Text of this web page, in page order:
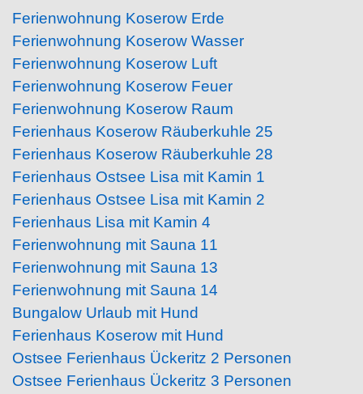
Ferienwohnung Koserow Erde
Ferienwohnung Koserow Wasser
Ferienwohnung Koserow Luft
Ferienwohnung Koserow Feuer
Ferienwohnung Koserow Raum
Ferienhaus Koserow Räuberkuhle 25
Ferienhaus Koserow Räuberkuhle 28
Ferienhaus Ostsee Lisa mit Kamin 1
Ferienhaus Ostsee Lisa mit Kamin 2
Ferienhaus Lisa mit Kamin 4
Ferienwohnung mit Sauna 11
Ferienwohnung mit Sauna 13
Ferienwohnung mit Sauna 14
Bungalow Urlaub mit Hund
Ferienhaus Koserow mit Hund
Ostsee Ferienhaus Ückeritz 2 Personen
Ostsee Ferienhaus Ückeritz 3 Personen